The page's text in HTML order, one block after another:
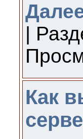
|
Как